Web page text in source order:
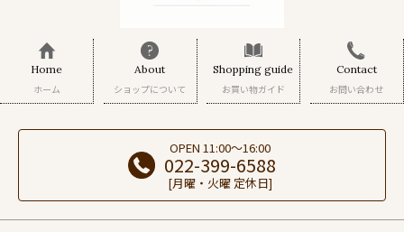
Home
ホーム
About
ショップについて
Shopping guide
お買い物ガイド
Contact
お問い合わせ
OPEN 11:00～16:00
022-399-6588
[月曜・火曜 定休日]